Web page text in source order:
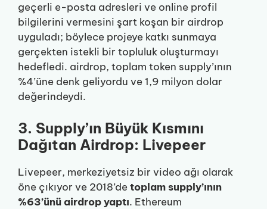
geçerli e-posta adresleri ve online profil
bilgilerini vermesini şart koşan bir airdrop
uyguladı; böylece projeye katkı sunmaya
gerçekten istekli bir topluluk oluşturmayı
hedefledi. airdrop, toplam token supply’ının
%4’üne denk geliyordu ve 1,9 milyon dolar
değerindeydi.
3. Supply’ın Büyük Kısmını
Dağıtan Airdrop: Livepeer
Livepeer, merkeziyetsiz bir video ağı olarak
öne çıkıyor ve 2018’detoplam supply’ının
%63’ünü airdrop yaptı. Ethereum